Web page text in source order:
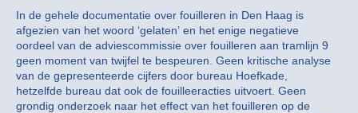
In de gehele documentatie over fouilleren in Den Haag is
afgezien van het woord ‘gelaten’ en het enige negatieve
oordeel van de adviescommissie over fouilleren aan tramlijn 9
geen moment van twijfel te bespeuren. Geen kritische analyse
van de gepresenteerde cijfers door bureau Hoefkade,
hetzelfde bureau dat ook de fouilleeracties uitvoert. Geen
grondig onderzoek naar het effect van het fouilleren op de